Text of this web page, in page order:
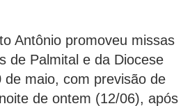
Antônio promoveu missas
de Palmital e da Diocese
de maio, com previsão de
de ontem (12/06), após